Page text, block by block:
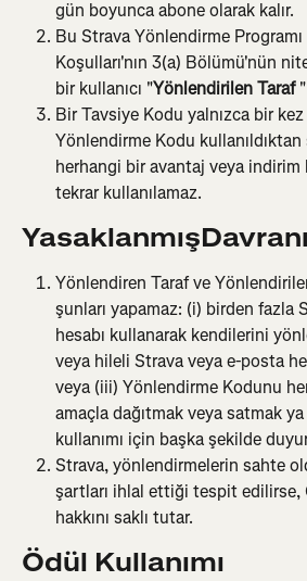
gün boyunca abone olarak kalır.
Bu Strava Yönlendirme Programı
Koşulları'nın 3(a) Bölümü'nün
bir kullanıcı "Yönlendirilen Taraf "
Bir Tavsiye Kodu yalnızca bir
Yönlendirme Kodu
herhangi bir avantaj veya
tekrar kullanılamaz.
Yasaklanmış
Yönlendiren Taraf ve
şunları yapamaz: (i) birden fazla
hesabı kullanarak kendilerini
veya hileli Strava veya e-posta
veya (iii) Yönlendirme Kodunu
amaçla dağıtmak veya satmak
kullanımı için başka şekilde
Strava, yönlendirmelerin sahte
şartları ihlal ettiği tespit edilirse,
hakkını saklı tutar.
Ödül Kullanımı